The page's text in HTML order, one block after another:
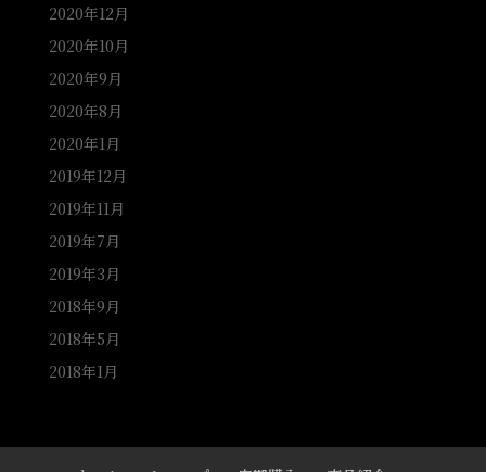
2020年12月
2020年10月
2020年9月
2020年8月
2020年1月
2019年12月
2019年11月
2019年7月
2019年3月
2018年9月
2018年5月
2018年1月